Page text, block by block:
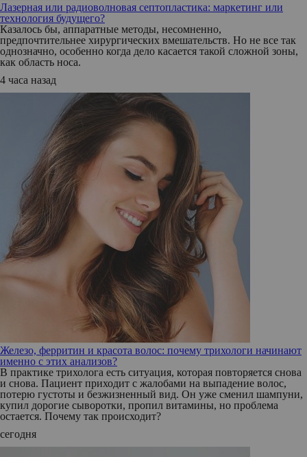
Лазерная или радиоволновая септопластика: маркетинг или
технология будущего?
Казалось бы, аппаратные методы, несомненно,
предпочтительнее хирургических вмешательств. Но не все так
однозначно, особенно когда дело касается такой сложной зоны,
как область носа.
4 часа назад
Железо, ферритин и красота волос: почему трихологи начинают
именно с этих анализов?
В практике трихолога есть ситуация, которая повторяется снова
и снова. Пациент приходит с жалобами на выпадение волос,
потерю густоты и безжизненный вид. Он уже сменил шампуни,
купил дорогие сыворотки, пропил витамины, но проблема
остается. Почему так происходит?
сегодня